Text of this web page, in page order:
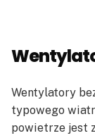
Wentylatory
typowego
powietrze jest